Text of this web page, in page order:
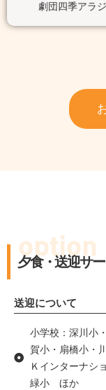
劇団四季アラ
option
夕食・送迎サ
送迎について
小学校：深川小
賀小・扇橋小・
Ｋインターナシ
緑小 ほか